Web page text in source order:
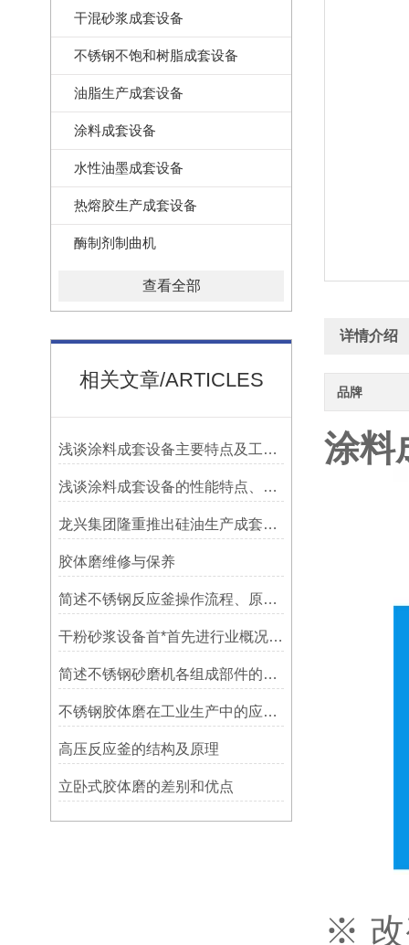
干混砂浆成套设备
不锈钢不饱和树脂成套设备
油脂生产成套设备
涂料成套设备
水性油墨成套设备
热熔胶生产成套设备
酶制剂制曲机
查看全部
相关文章/ARTICLES
浅谈涂料成套设备主要特点及工艺流程
浅谈涂料成套设备的性能特点、分类选型
龙兴集团隆重推出硅油生产成套设备
胶体磨维修与保养
简述不锈钢反应釜操作流程、原理特点
干粉砂浆设备首*首先进行业概况、生产设备流程
简述不锈钢砂磨机各组成部件的功能特点
不锈钢胶体磨在工业生产中的应用分析
高压反应釜的结构及原理
立卧式胶体磨的差别和优点
详情介绍
品牌
涂料
※ 改